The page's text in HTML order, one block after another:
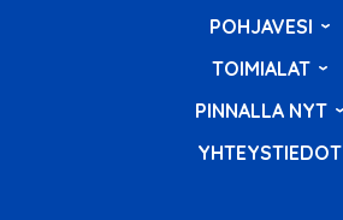
POHJAVESI
TOIMIALAT
PINNALLA NYT
YHTEYSTIEDOT